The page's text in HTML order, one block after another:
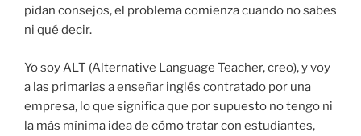
pidan consejos, el problema comienza cuando no sabes
ni qué decir.
Yo soy ALT (Alternative Language Teacher, creo), y voy
a las primarias a enseñar inglés contratado por una
empresa, lo que significa que por supuesto no tengo ni
la más mínima idea de cómo tratar con estudiantes,